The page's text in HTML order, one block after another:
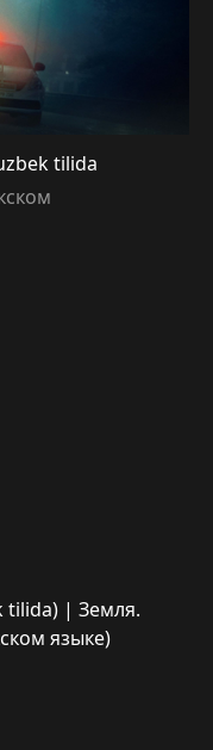
tilida
tilida) | Земля.
языке)